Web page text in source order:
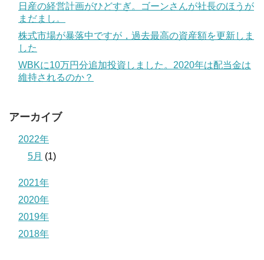
日産の経営計画がひどすぎ。ゴーンさんが社長のほうが
まだまし。
株式市場が暴落中ですが，過去最高の資産額を更新しま
した
WBKに10万円分追加投資しました。2020年は配当金は
維持されるのか？
アーカイブ
2022年
5月 (1)
2021年
2020年
2019年
2018年